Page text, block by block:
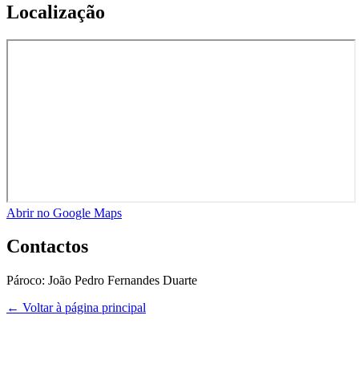
Localização
Abrir no Google Maps
Contactos
Pároco: João Pedro Fernandes Duarte
← Voltar à página principal